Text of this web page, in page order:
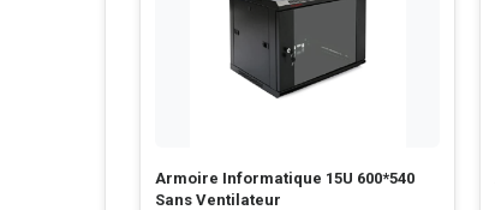
Armoire Informatique 15U 600*540
Sans Ventilateur